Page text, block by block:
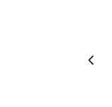
Pagina